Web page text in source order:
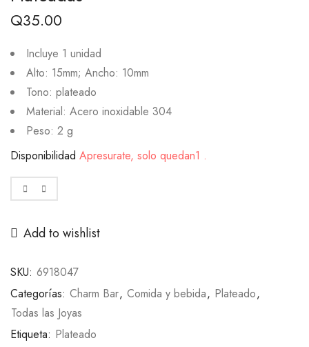
Q35.00
Incluye 1 unidad
Alto: 15mm; Ancho: 10mm
Tono: plateado
Material: Acero inoxidable 304
Peso: 2 g
Disponibilidad Apresurate, solo quedan1 .
Add to wishlist
SKU: 6918047
Categorías: Charm Bar, Comida y bebida, Plateado,
Todas las Joyas
Etiqueta: Plateado